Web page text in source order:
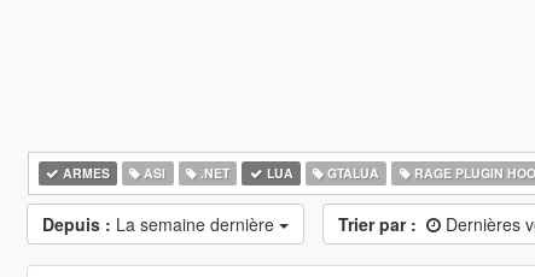
ARMES ASI .NET LUA GTALUA RAGE PLUGIN
Depuis : La semaine dernière Trier par : Dernières